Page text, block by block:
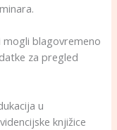
mogli blagovremeno
za pregled
u
knjižice